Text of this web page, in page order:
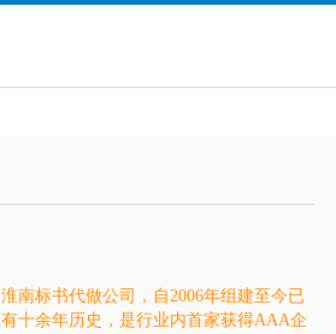
淮南标书代做公司，自2006年组建至今已
有十余年历史，是行业内首家获得AAA企